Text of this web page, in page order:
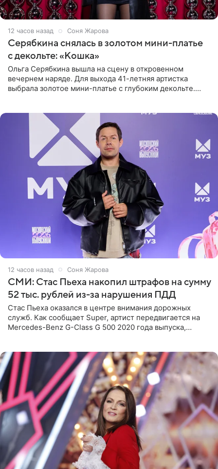
12 часов назад Соня Жарова
Серябкина снялась в золотом мини-платье
с декольте: «Кошка»
Ольга Серябкина вышла на сцену в откровенном
вечернем наряде. Для выхода 41-летняя артистка
выбрала золотое мини-платье с глубоким декольте.
12 часов назад Соня Жарова
СМИ: Стас Пьеха накопил штрафов на сумму
52 тыс. рублей из-за нарушения ПДД
Стас Пьеха оказался в центре внимания дорожных
служб. Как сообщает Super, артист передвигается на
Mercedes-Benz G-Class G 500 2020 года выпуска,